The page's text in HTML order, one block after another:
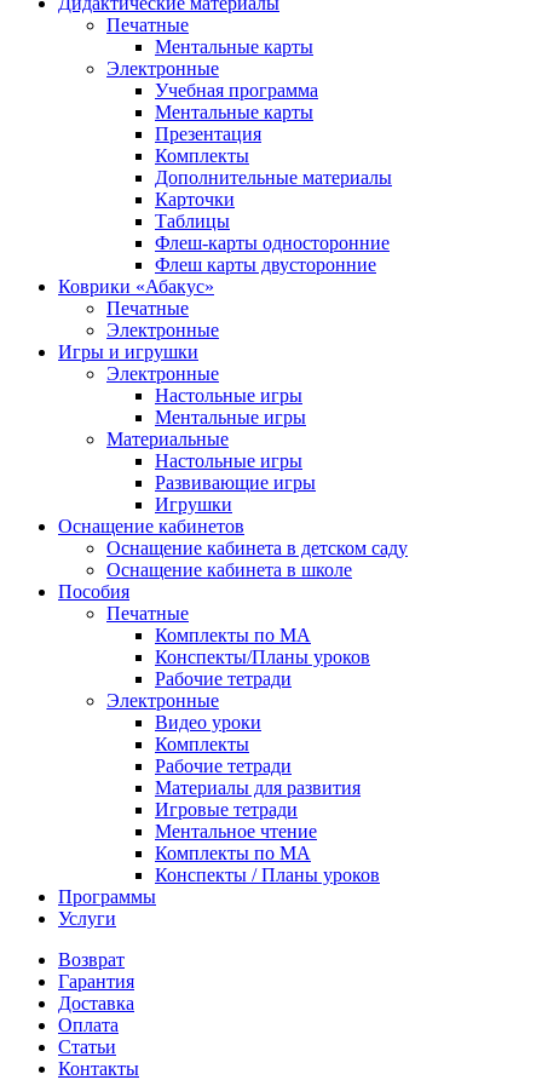
Печатные
Ментальные карты
Электронные
Учебная программа
Ментальные карты
Презентация
Комплекты
Дополнительные материалы
Карточки
Таблицы
Флеш-карты односторонние
Флеш карты двусторонние
Коврики «Абакус»
Печатные
Электронные
Игры и игрушки
Электронные
Настольные игры
Ментальные игры
Материальные
Настольные игры
Развивающие игры
Игрушки
Оснащение кабинетов
Оснащение кабинета в детском саду
Оснащение кабинета в школе
Пособия
Печатные
Комплекты по МА
Конспекты/Планы уроков
Рабочие тетради
Электронные
Видео уроки
Комплекты
Рабочие тетради
Материалы для развития
Игровые тетради
Ментальное чтение
Комплекты по МА
Конспекты / Планы уроков
Программы
Услуги
Возврат
Гарантия
Доставка
Оплата
Статьи
Контакты